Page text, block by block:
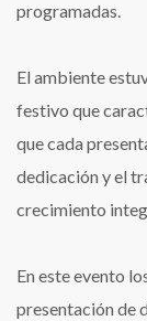
programadas.
El ambiente
festivo que
que cada
dedicación y el
crecimiento
En este evento
presentación de